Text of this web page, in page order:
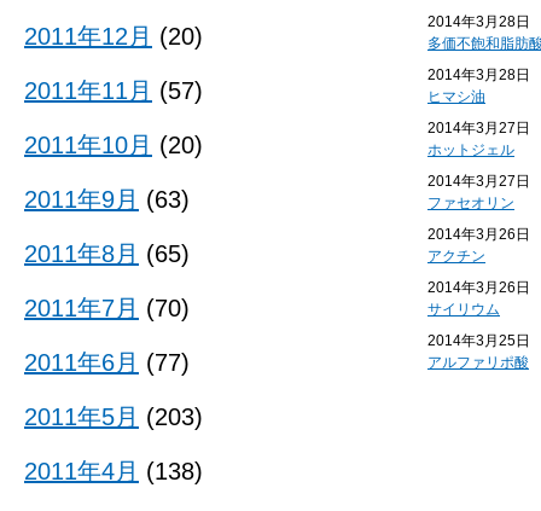
2014年3月28日
多価不飽和脂肪
2014年3月28日
ヒマシ油
2014年3月27日
ホットジェル
2014年3月27日
ファセオリン
2014年3月26日
アクチン
2014年3月26日
サイリウム
2014年3月25日
アルファリポ酸
2011年12月 (20)
2011年11月 (57)
2011年10月 (20)
2011年9月 (63)
2011年8月 (65)
2011年7月 (70)
2011年6月 (77)
2011年5月 (203)
2011年4月 (138)